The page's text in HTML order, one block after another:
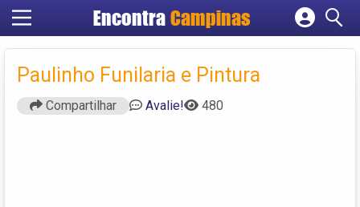
Encontra Campinas
Cadastrar empresa
Criar conta
Paulinho Funilaria e Pintura
Compartilhar Avalie! 480